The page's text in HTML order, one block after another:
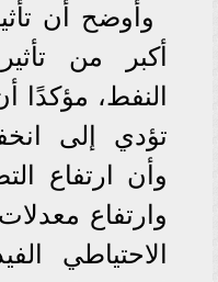
وأوضح أن
أكبر من
النفط، مؤكدًا
تؤدي إلى
وأن ارتفاع
وارتفاع
الاحتياطي